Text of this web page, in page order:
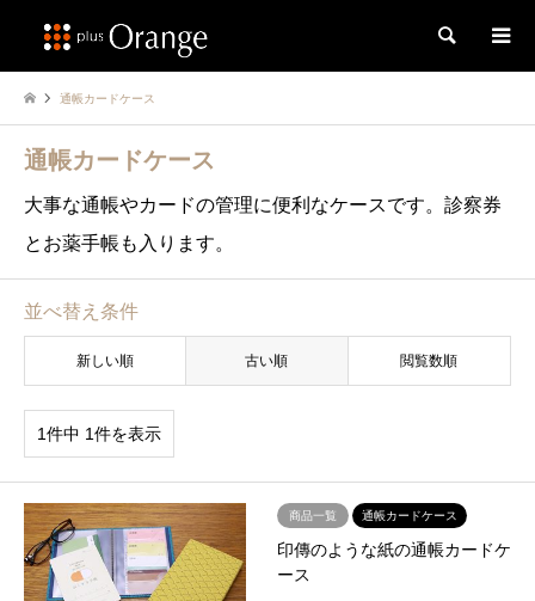
検索
通帳カードケース
通帳カードケース
大事な通帳やカードの管理に便利なケースです。診察券
とお薬手帳も入ります。
並べ替え条件
新しい順 古い順 閲覧数順
1件中 1件を表示
商品一覧 通帳カードケース
印傳のような紙の通帳カードケ
ース